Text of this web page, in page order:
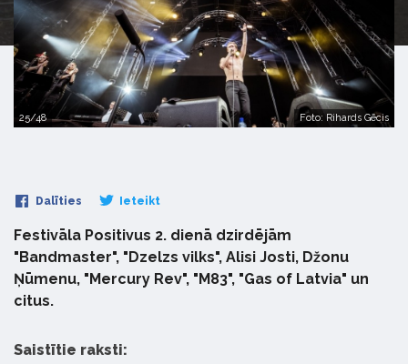
25/48 Foto: Rihards Gēcis
Dalīties Ieteikt
Festivāla Positivus 2. dienā dzirdējām
"Bandmaster", "Dzelzs vilks", Alisi Josti, Džonu
Ņūmenu, "Mercury Rev", "M83", "Gas of Latvia" un
citus.
Saistītie raksti: